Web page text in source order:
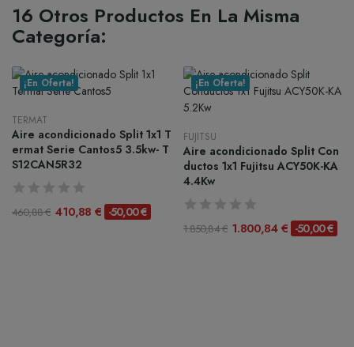
16 Otros Productos En La Misma
Categoría:
¡En Oferta!
TERMAT
Aire acondicionado Split 1x1 T
ermat Serie Cantos5 3.5kw- T
S12CAN5R32
460,88 € 410,88 € -50,00 €
¡En Oferta!
FUJITSU
Aire acondicionado Split Con
ductos 1x1 Fujitsu ACY50K-KA
4.4Kw
1.850,84 € 1.800,84 € -50,00 €